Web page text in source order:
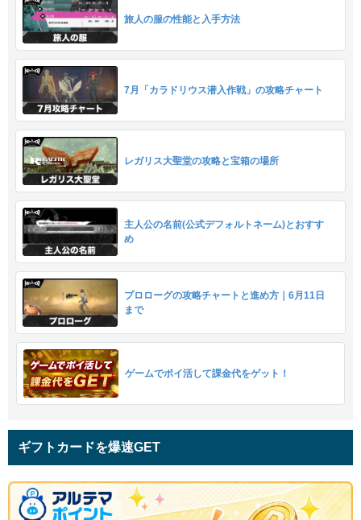
旅人の服の性能と入手方法
7月「カラドリウス潜入作戦」の攻略チャート
レガリス大聖堂の攻略と宝箱の場所
主人公の名前(公式デフォルトネーム)とおすす
め
プロローグの攻略チャートと進め方｜6月11日
まで
ゲームでポイ活して課金代をゲット！
ギフトカードを爆速GET